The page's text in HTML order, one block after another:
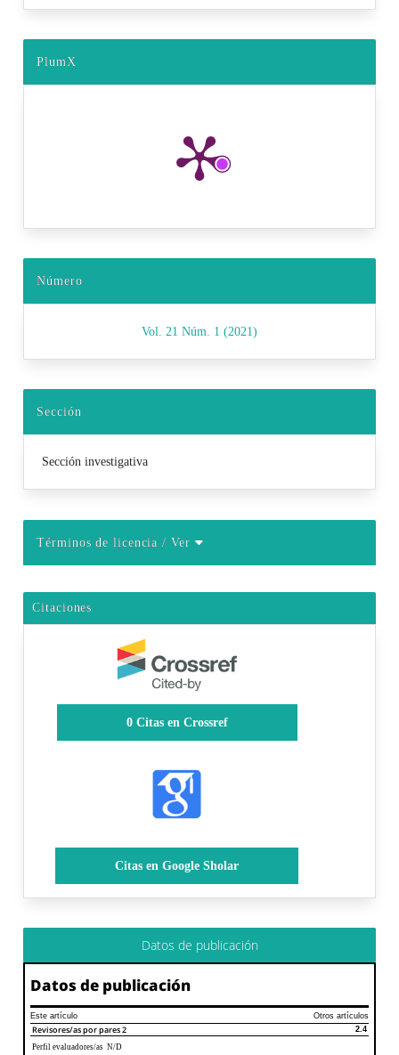
PlumX
Número
Vol. 21 Núm. 1 (2021)
Sección
Sección investigativa
Términos de licencia/ Ver
Citaciones
0Citas en Crossref
Citas en Google Sholar
Datos de publicación
Datos de publicación
Este artículo Otros artículos
Revisores/as por pares2
2.4
Perfil evaluadores/as N/D